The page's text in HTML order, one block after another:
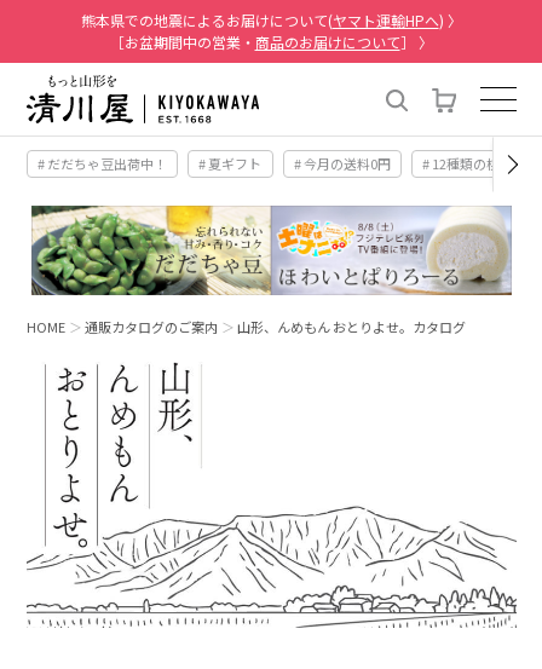
熊本県での地震によるお届けについて(ヤマト運輸HPへ) 〉
［お盆期間中の営業・ 商品のお届けについて］ 〉
# だだちゃ豆出荷中！ # 夏ギフト # 今月の送料0円 # 12種類の桃
HOME 通販カタログのご案内 山形、んめもん おとりよせ。カタログ